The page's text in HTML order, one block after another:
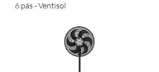
6 pás - Ventisol